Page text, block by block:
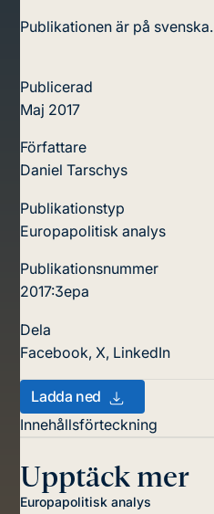
Publikationen är på svenska.
Publicerad
Maj 2017
Författare
Daniel Tarschys
Publikationstyp
Europapolitisk analys
Publikationsnummer
2017:3epa
Dela
Facebook, X, LinkedIn
Ladda ned
Innehållsförteckning
Upptäck mer
Europapolitisk analys